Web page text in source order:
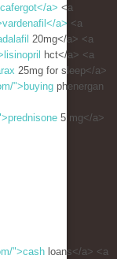
a> <a
a> <a
20mg</a> <a
hct</a> <a
25mg for sleep</a>
">buying phenergan
5 mg</a>
">cash loans</a> <a